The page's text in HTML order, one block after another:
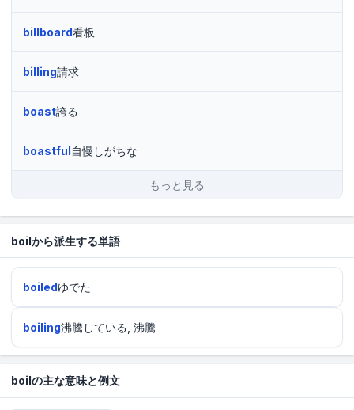
billboard看板
billing請求
boast誇る
boastful自慢しがちな
もっと見る
boilから派生する単語
boiledゆでた
boiling沸騰している, 沸騰
boilの主な意味と例文